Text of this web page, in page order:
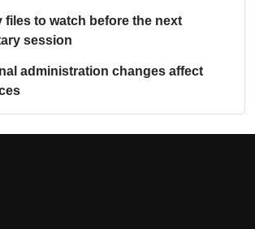
files to watch before the next
session
administration changes affect